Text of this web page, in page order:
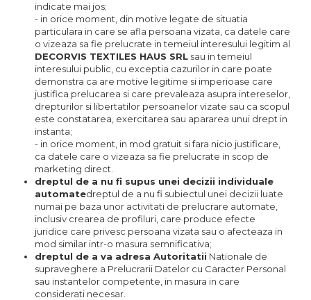
indicate mai jos;
- in orice moment, din motive legate de situatia
particulara in care se afla persoana vizata, ca datele care
o vizeaza sa fie prelucrate in temeiul interesului legitim al
DECORVIS TEXTILES HAUS SRL sau in temeiul
interesului public, cu exceptia cazurilor in care poate
demonstra ca are motive legitime si imperioase care
justifica prelucarea si care prevaleaza asupra intereselor,
drepturilor si libertatilor persoanelor vizate sau ca scopul
este constatarea, exercitarea sau apararea unui drept in
instanta;
- in orice moment, in mod gratuit si fara nicio justificare,
ca datele care o vizeaza sa fie prelucrate in scop de
marketing direct.
dreptul de a nu fi supus unei decizii individuale
automatedreptul de a nu fi subiectul unei decizii luate
numai pe baza unor activitati de prelucrare automate,
inclusiv crearea de profiluri, care produce efecte
juridice care privesc persoana vizata sau o afecteaza in
mod similar intr-o masura semnificativa;
dreptul de a va adresa Autoritatii Nationale de
supraveghere a Prelucrarii Datelor cu Caracter Personal
sau instantelor competente, in masura in care
considerati necesar.